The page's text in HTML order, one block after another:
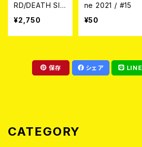
RD/DEATH SID
E) / 『右手を失
くしたカリスマ
MASAMI伝』(書
¥2,750
ne 2021 / #15
¥50
保存 シェア LINE
CATEGORY